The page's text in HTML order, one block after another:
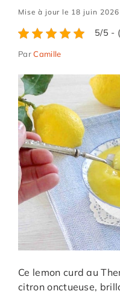
Mise à jour le 18 juin 2026
5/5 -
ParCamille
Ce lemon curd au
citron onctueuse,